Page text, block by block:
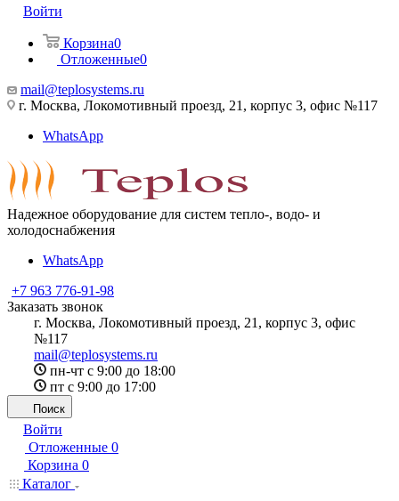
Войти
Корзина0
Отложенные0
mail@teplosystems.ru
г. Москва, Локомотивный проезд, 21, корпус 3, офис №117
WhatsApp
Надежное оборудование для систем тепло-, водо- и
холодоснабжения
WhatsApp
+7 963 776-91-98
Заказать звонок
г. Москва, Локомотивный проезд, 21, корпус 3, офис
№117
mail@teplosystems.ru
пн-чт с 9:00 до 18:00
пт с 9:00 до 17:00
Поиск
Войти
Отложенные 0
Корзина 0
Каталог